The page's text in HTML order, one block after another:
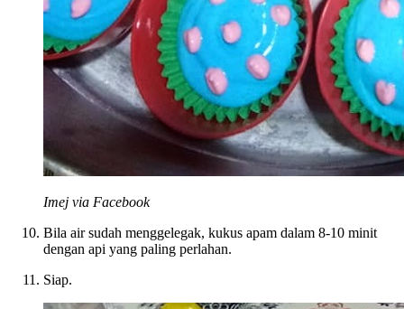
Imej via Facebook
Bila air sudah menggelegak, kukus apam dalam 8-10 minit
dengan api yang paling perlahan.
Siap.